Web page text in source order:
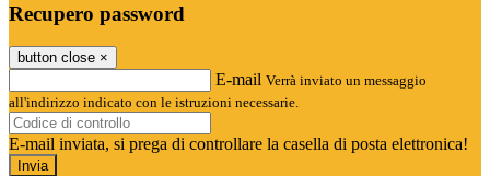
Recupero password
button close ×
E-mail Verrà inviato un messaggio
all'indirizzo indicato con le istruzioni necessarie.
E-mail inviata, si prega di controllare la casella di posta elettronica!